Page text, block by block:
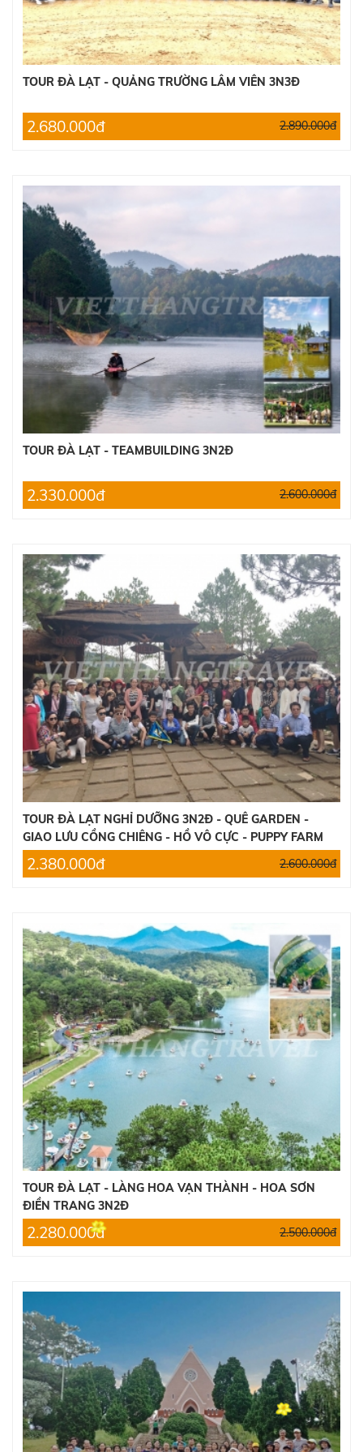
TOUR ĐÀ LẠT - QUẢNG TRƯỜNG LÂM VIÊN 3N3Đ
2.680.000đ 2.890.000đ
TOUR ĐÀ LẠT - TEAMBUILDING 3N2Đ
2.330.000đ 2.600.000đ
TOUR ĐÀ LẠT NGHỈ DƯỠNG 3N2Đ - QUÊ GARDEN -
GIAO LƯU CỒNG CHIÊNG - HỒ VÔ CỰC - PUPPY FARM
2.380.000đ 2.600.000đ
TOUR ĐÀ LẠT - LÀNG HOA VẠN THÀNH - HOA SƠN
ĐIỀN TRANG 3N2Đ
2.280.000đ 2.500.000đ